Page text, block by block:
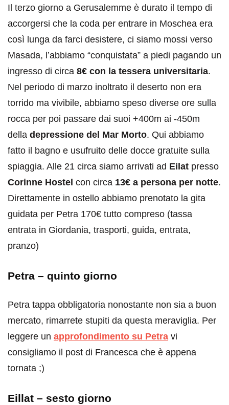
Il terzo giorno a Gerusalemme è durato il tempo di
accorgersi che la coda per entrare in Moschea era
così lunga da farci desistere, ci siamo mossi verso
Masada, l’abbiamo “conquistata” a piedi pagando un
ingresso di circa 8€ con la tessera universitaria.
Nel periodo di marzo inoltrato il deserto non era
torrido ma vivibile, abbiamo speso diverse ore sulla
rocca per poi passare dai suoi +400m ai -450m
della depressione del Mar Morto. Qui abbiamo
fatto il bagno e usufruito delle docce gratuite sulla
spiaggia. Alle 21 circa siamo arrivati ad Eilat presso
Corinne Hostel con circa 13€ a persona per notte.
Direttamente in ostello abbiamo prenotato la gita
guidata per Petra 170€ tutto compreso (tassa
entrata in Giordania, trasporti, guida, entrata,
pranzo)
Petra – quinto giorno
Petra tappa obbligatoria nonostante non sia a buon
mercato, rimarrete stupiti da questa meraviglia. Per
leggere un approfondimento su Petra vi
consigliamo il post di Francesca che è appena
tornata ;)
Eillat – sesto giorno